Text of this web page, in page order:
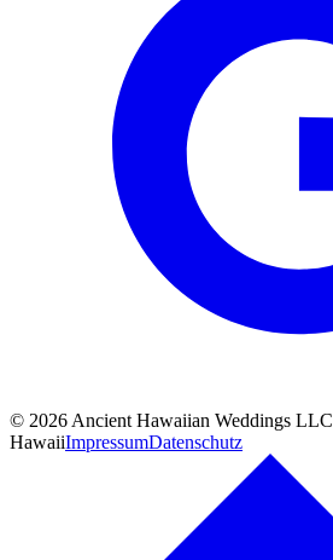
© 2026 Ancient Hawaiian Weddings LLC
HawaiiImpressumDatenschutz